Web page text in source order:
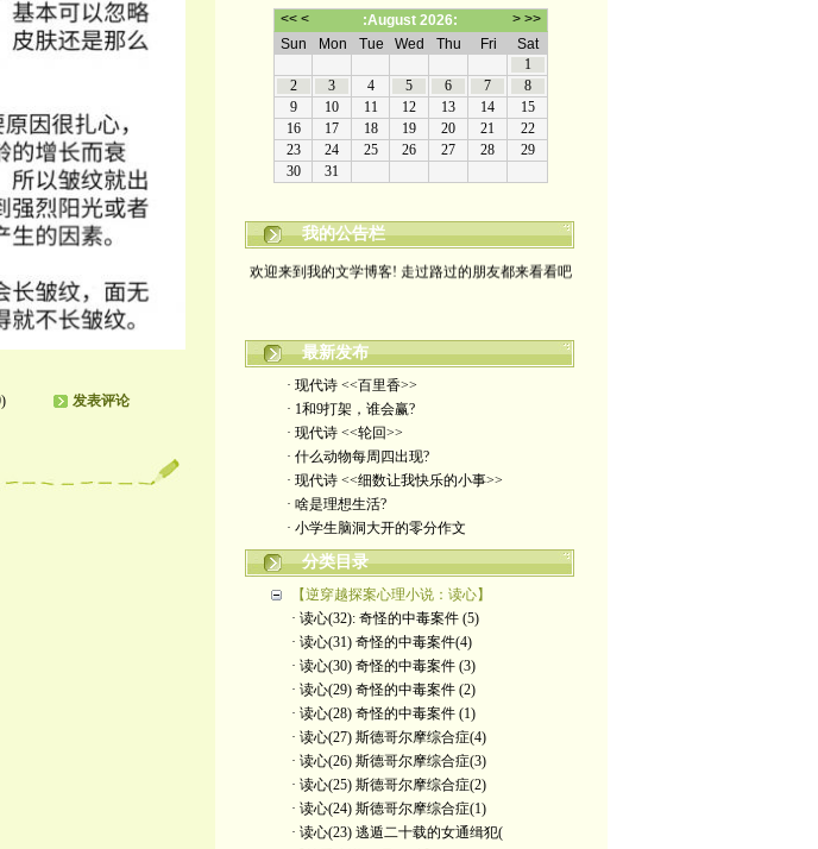
发表评论
我的公告栏
最新发布
· 现代诗 <<百里香>>
· 1和9打架，谁会赢?
· 现代诗 <<轮回>>
· 什么动物每周四出现?
· 现代诗 <<细数让我快乐的小事>>
· 啥是理想生活?
· 小学生脑洞大开的零分作文
分类目录
【逆穿越探案心理小说：读心】
· 读心(32): 奇怪的中毒案件 (5)
· 读心(31) 奇怪的中毒案件(4)
· 读心(30) 奇怪的中毒案件 (3)
· 读心(29) 奇怪的中毒案件 (2)
· 读心(28) 奇怪的中毒案件 (1)
· 读心(27) 斯德哥尔摩综合症(4)
· 读心(26) 斯德哥尔摩综合症(3)
· 读心(25) 斯德哥尔摩综合症(2)
· 读心(24) 斯德哥尔摩综合症(1)
· 读心(23) 逃遁二十载的女通缉犯(